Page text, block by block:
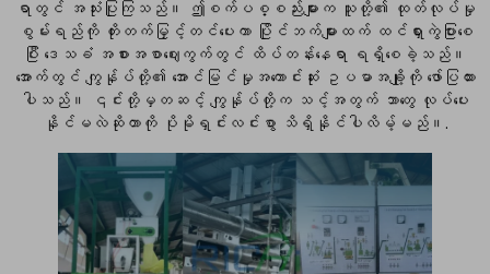
ရာတွင် အသုံးပြုကြသည်။ ဤစက်ပစ္စည်းများက သူတို့၏ ထုတ်လုပ်မှု
စွမ်းရည်ကို တိုးတက်မြှင့်တင်ပေးကာ ပြိုင်ဘက်များထက် ထင်ရှားကွဲပြားစေ
ပြီး ဒေသခံ အစားအစာဈေးကွက်တွင် ထိပ်တန်းနေရာ ရရှိစေခဲ့သည်။
အောက်တွင် ကျွန်ုပ်တို့၏ အောင်မြင်မှုအကောင်းဆုံး ဥပမာအချို့ကို ဖော်ပြထား
ပါသည်။ ၎င်းတို့မှတဆင့် ကျွန်ုပ်တို့က သင့်အတွက် ဘာတွေ လုပ်ပေး
နိုင်မလဲဆိုတာကို ပိုမိုရှင်းလင်းစွာ သိရှိနိုင်ပါလိမ့်မည်။.